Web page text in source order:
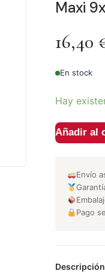
Maxi
16,40
En stock
Hay
Añadir al
Envío
Pago
Descripción